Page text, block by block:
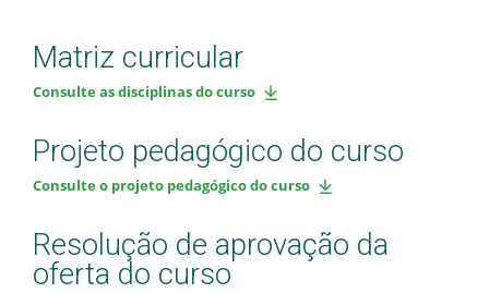
Matriz curricular
Consulte as disciplinas do curso
Projeto pedagógico do curso
Consulte o projeto pedagógico do curso
Resolução de aprovação da
oferta do curso